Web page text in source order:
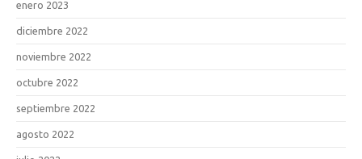
enero 2023
diciembre 2022
noviembre 2022
octubre 2022
septiembre 2022
agosto 2022